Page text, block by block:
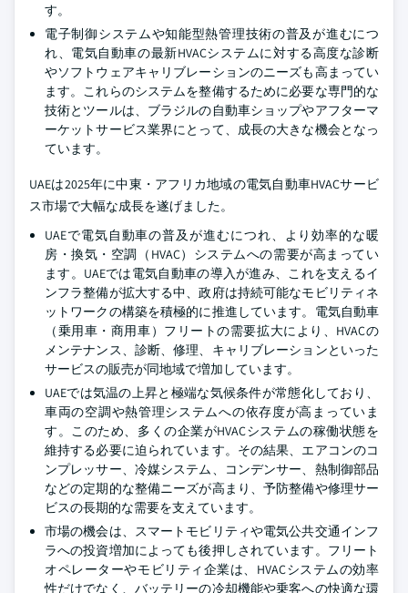
す。
電子制御システムや知能型熱管理技術の普及が進むにつ
れ、電気自動車の最新HVACシステムに対する高度な診断
やソフトウェアキャリブレーションのニーズも高まってい
ます。これらのシステムを整備するために必要な専門的な
技術とツールは、ブラジルの自動車ショップやアフターマ
ーケットサービス業界にとって、成長の大きな機会となっ
ています。
UAEは2025年に中東・アフリカ地域の電気自動車HVACサービ
ス市場で大幅な成長を遂げました。
UAEで電気自動車の普及が進むにつれ、より効率的な暖
房・換気・空調（HVAC）システムへの需要が高まってい
ます。UAEでは電気自動車の導入が進み、これを支えるイ
ンフラ整備が拡大する中、政府は持続可能なモビリティネ
ットワークの構築を積極的に推進しています。電気自動車
（乗用車・商用車）フリートの需要拡大により、HVACの
メンテナンス、診断、修理、キャリブレーションといった
サービスの販売が同地域で増加しています。
UAEでは気温の上昇と極端な気候条件が常態化しており、
車両の空調や熱管理システムへの依存度が高まっていま
す。このため、多くの企業がHVACシステムの稼働状態を
維持する必要に迫られています。その結果、エアコンのコ
ンプレッサー、冷媒システム、コンデンサー、熱制御部品
などの定期的な整備ニーズが高まり、予防整備や修理サー
ビスの長期的な需要を支えています。
市場の機会は、スマートモビリティや電気公共交通インフ
ラへの投資増加によっても後押しされています。フリート
オペレーターやモビリティ企業は、HVACシステムの効率
性だけでなく、バッテリーの冷却機能や乗客への快適な環